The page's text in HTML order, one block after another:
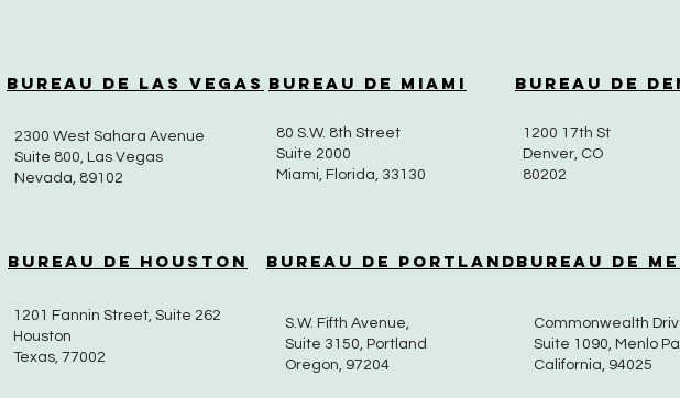
Bureau de Las Vegas Bureau de Miami Bureau de
2300 West Sahara Avenue
Suite 800, Las Vegas
Nevada, 89102
80 S.W. 8th Street
Suite 2000
Miami, Florida, 33130
1200 17th St
Denver, CO
80202
Bureau de Houston Bureau de PortlandBureau de
1201 Fannin Street, Suite 262
Houston
Texas, 77002
S.W. Fifth Avenue,
Suite 3150, Portland
Oregon, 97204
Commonwealth
Suite 1090, Menlo
California, 94025